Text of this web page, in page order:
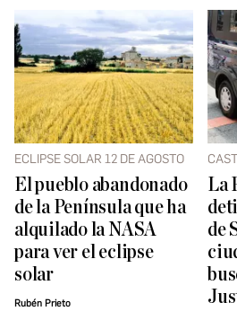
ECLIPSE SOLAR 12 DE AGOSTO
El pueblo abandonado
de la Península que ha
alquilado la NASA
para ver el eclipse
solar
Rubén Prieto
La
de